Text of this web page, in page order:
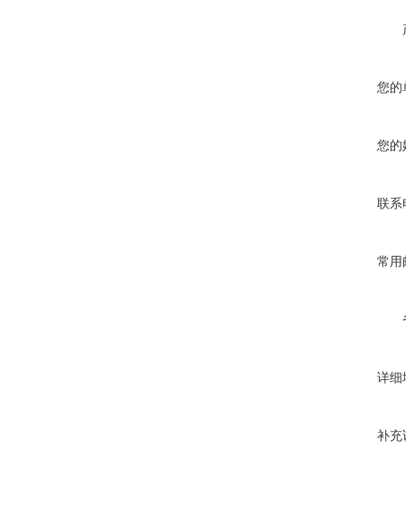
您的
您的
联系
常用
详细
补充